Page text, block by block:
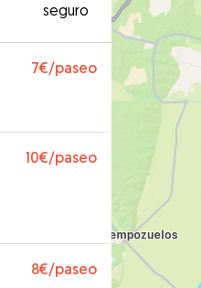
seguro
7€/paseo
10€/paseo
8€/paseo